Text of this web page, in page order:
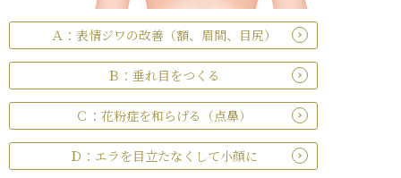
Ａ：表情ジワの改善（額、眉間、目尻）
Ｂ：垂れ目をつくる
Ｃ：花粉症を和らげる（点鼻）
Ｄ：エラを目立たなくして小顔に